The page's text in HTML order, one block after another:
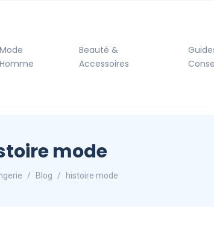
Mode
Homme
Beauté &
Accessoires
mode
Blog histoire mode